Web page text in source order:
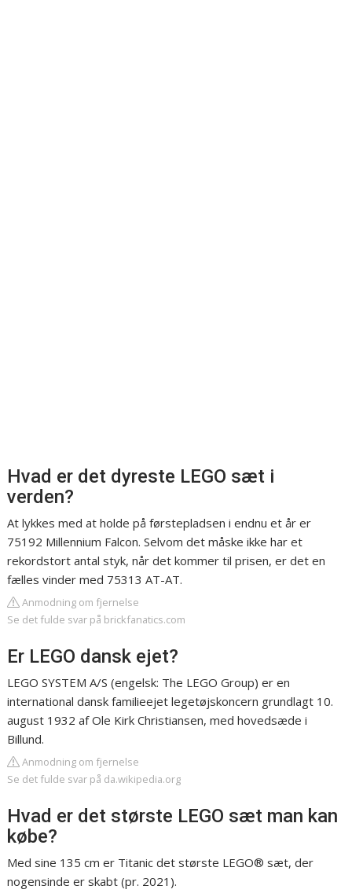
Hvad er det dyreste LEGO sæt i
verden?
At lykkes med at holde på førstepladsen i endnu et år er
75192 Millennium Falcon. Selvom det måske ikke har et
rekordstort antal styk, når det kommer til prisen, er det en
fælles vinder med 75313 AT-AT.
Anmodning om fjernelse
Se det fulde svar på brickfanatics.com
Er LEGO dansk ejet?
LEGO SYSTEM A/S (engelsk: The LEGO Group) er en
international dansk familieejet legetøjskoncern grundlagt 10.
august 1932 af Ole Kirk Christiansen, med hovedsæde i
Billund.
Anmodning om fjernelse
Se det fulde svar på da.wikipedia.org
Hvad er det største LEGO sæt man kan
købe?
Med sine 135 cm er Titanic det største LEGO® sæt, der
nogensinde er skabt (pr. 2021).